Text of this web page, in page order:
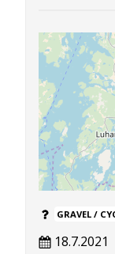
GRAVEL /
18.7.2021